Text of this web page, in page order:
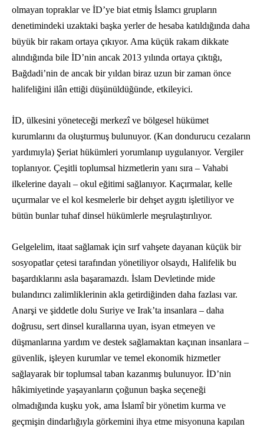
olmayan topraklar ve İD’ye biat etmiş İslamcı grupların
denetimindeki uzaktaki başka yerler de hesaba katıldığında daha
büyük bir rakam ortaya çıkıyor. Ama küçük rakam dikkate
alındığında bile İD’nin ancak 2013 yılında ortaya çıktığı,
Bağdadi’nin de ancak bir yıldan biraz uzun bir zaman önce
halifeliğini ilân ettiği düşünüldüğünde, etkileyici.
İD, ülkesini yöneteceği merkezî ve bölgesel hükümet
kurumlarını da oluşturmuş bulunuyor. (Kan dondurucu cezaların
yardımıyla) Şeriat hükümleri yorumlanıp uygulanıyor. Vergiler
toplanıyor. Çeşitli toplumsal hizmetlerin yanı sıra – Vahabi
ilkelerine dayalı – okul eğitimi sağlanıyor. Kaçırmalar, kelle
uçurmalar ve el kol kesmelerle bir dehşet aygıtı işletiliyor ve
bütün bunlar tuhaf dinsel hükümlerle meşrulaştırılıyor.
Gelgelelim, itaat sağlamak için sırf vahşete dayanan küçük bir
sosyopatlar çetesi tarafından yönetiliyor olsaydı, Halifelik bu
başardıklarını asla başaramazdı. İslam Devletinde mide
bulandırıcı zalimliklerinin akla getirdiğinden daha fazlası var.
Anarşi ve şiddetle dolu Suriye ve Irak’ta insanlara – daha
doğrusu, sert dinsel kurallarına uyan, isyan etmeyen ve
düşmanlarına yardım ve destek sağlamaktan kaçınan insanlara –
güvenlik, işleyen kurumlar ve temel ekonomik hizmetler
sağlayarak bir toplumsal taban kazanmış bulunuyor. İD’nin
hâkimiyetinde yaşayanların çoğunun başka seçeneği
olmadığında kuşku yok, ama İslamî bir yönetim kurma ve
geçmişin dindarlığıyla görkemini ihya etme misyonuna kapılan